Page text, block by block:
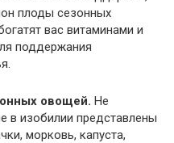
плоды сезонных
вас витаминами и
поддержания
овощей. Не
в изобилии представлены
морковь, капуста,